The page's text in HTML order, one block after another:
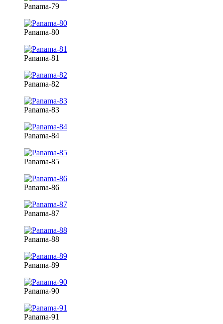
Panama-79
Panama-80
Panama-81
Panama-82
Panama-83
Panama-84
Panama-85
Panama-86
Panama-87
Panama-88
Panama-89
Panama-90
Panama-91